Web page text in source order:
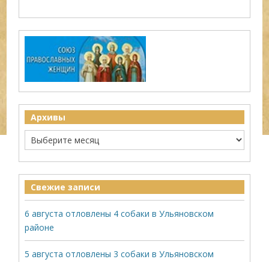
Архивы
Свежие записи
6 августа отловлены 4 собаки в Ульяновском
районе
5 августа отловлены 3 собаки в Ульяновском